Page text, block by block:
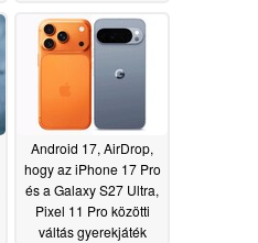
Android 17, AirDrop,
hogy az iPhone 17 Pro
és a Galaxy S27 Ultra,
Pixel 11 Pro közötti
váltás gyerekjáték